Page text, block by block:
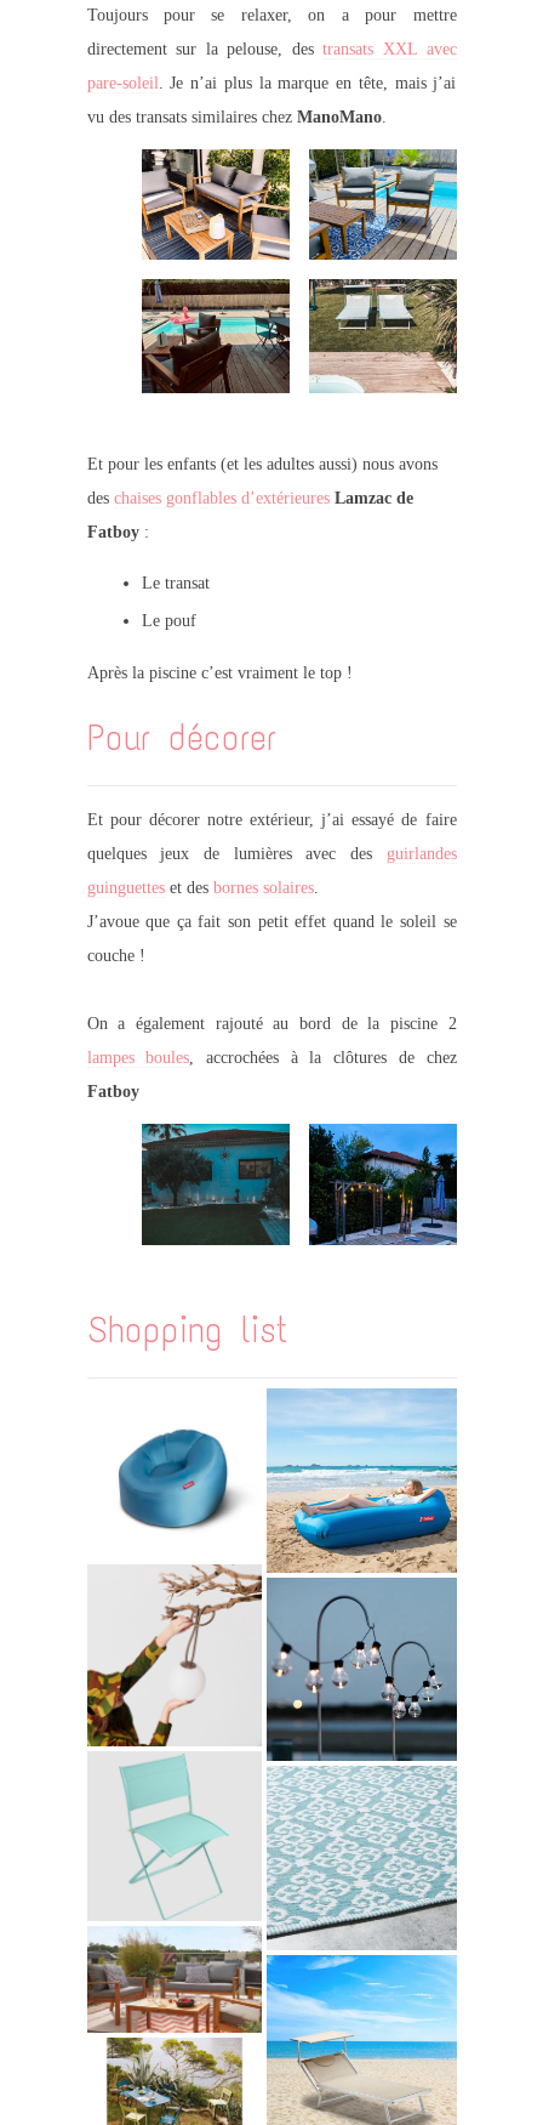
Toujours pour se relaxer, on a pour mettre
directement sur la pelouse, destransats XXL avec
pare-soleil
. Je n’ai plus la marque en tête, mais j’ai
vu des transats similaires chez ManoMano.
Et pour les enfants (et les adultes aussi) nous avons
des chaises gonflables d’extérieures Lamzac de
Fatboy:
Le transat
Le pouf
Après la piscine c’est vraiment le top !
Pour décorer
Et pour décorer notre extérieur, j’ai essayé de faire
quelques jeux de lumières avec des guirlandes
guinguetteset des bornes solaires.
J’avoue que ça fait son petit effet quand le soleil se
couche !
On a également rajouté au bord de la piscine 2
lampes boules, accrochées à la clôtures de chez
Fatboy
Shopping list